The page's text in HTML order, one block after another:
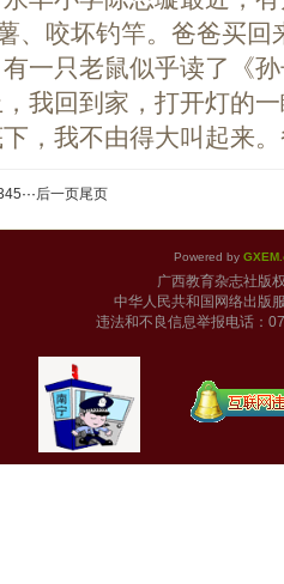
、咬坏钓竿。爸爸买回
一只老鼠似乎读了《
我回到家，打开灯的
，我不由得大叫起来
45···后一页尾页
Powered by
广西教育杂志
中华人民共和国网络出版
违法和不良信息举报电话：